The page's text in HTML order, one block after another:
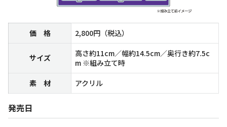
価 格 2,800円（税込）
サイズ
高さ約11cm／幅約14.5cm／奥行き約7.5c
m ※組み立て時
素 材
アクリル
発売日